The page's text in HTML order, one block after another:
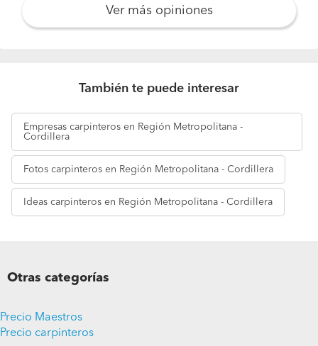
Ver más opiniones
También te puede interesar
Empresas carpinteros en Región Metropolitana -
Cordillera
Fotos carpinteros en Región Metropolitana - Cordillera
Ideas carpinteros en Región Metropolitana - Cordillera
Otras categorías
Precio Maestros
Precio carpinteros